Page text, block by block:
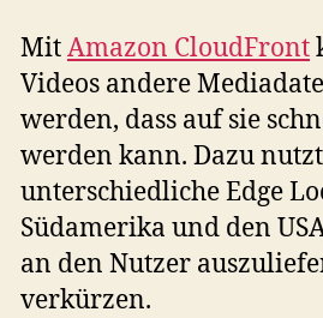
MitAmazon CloudFront
Videos andere
werden, dass auf sie
werden kann. Dazu
unterschiedliche Edge
Südamerika und den
an den Nutzer
verkürzen.